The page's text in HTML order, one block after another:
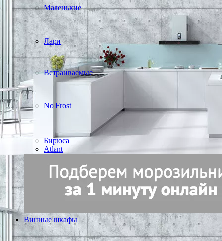
Маленькие
Лари
Встраиваемые
No Frost
Бирюса
Atlant
Винные шкафы